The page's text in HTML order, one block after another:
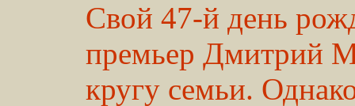
Свой 47-й день
премьер Дмитрий
кругу семьи.